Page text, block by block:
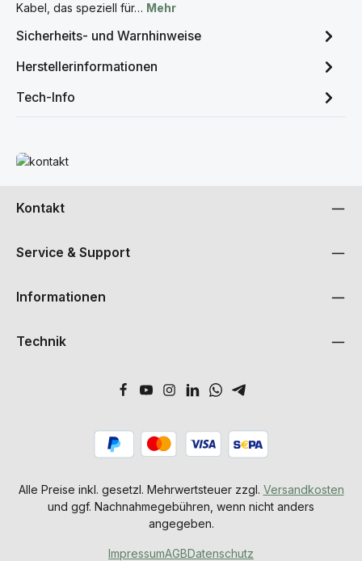
Kabel, das speziell für… Mehr
Sicherheits- und Warnhinweise
Herstellerinformationen
Tech-Info
Mehr erfahren
Kontakt
Service & Support
Informationen
Technik
Alle Preise inkl. gesetzl. Mehrwertsteuer zzgl. Versandkosten
und ggf. Nachnahmegebühren, wenn nicht anders
angegeben.
ImpressumAGBDatenschutz